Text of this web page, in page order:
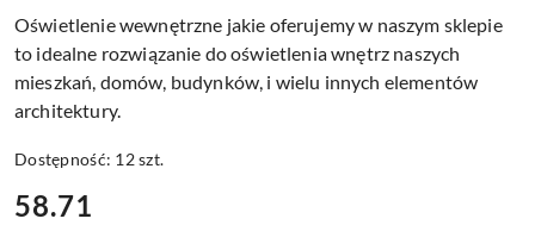
Oświetlenie wewnętrzne jakie oferujemy w naszym sklepie
to idealne rozwiązanie do oświetlenia wnętrz naszych
mieszkań, domów, budynków, i wielu innych elementów
architektury.
Dostępność: 12szt.
cena:
58.71